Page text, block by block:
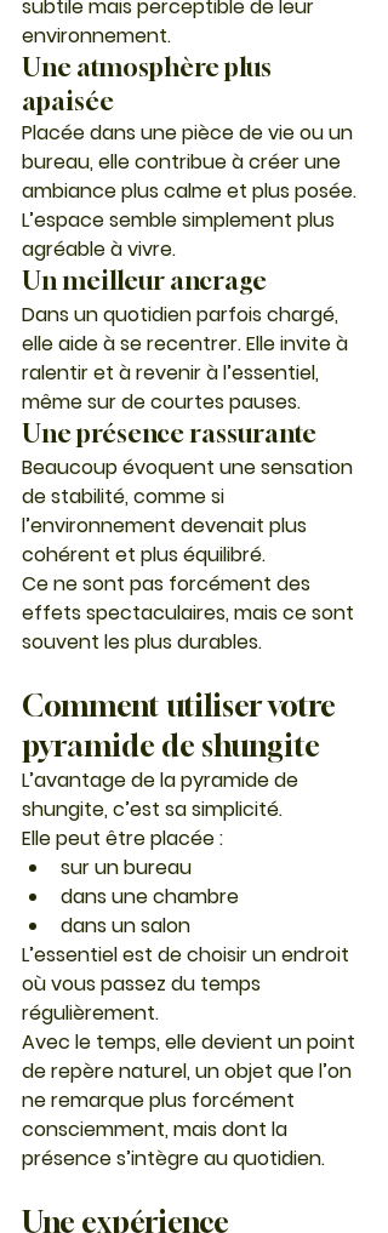
subtile mais perceptible de leur
environnement.
Une atmosphère plus
apaisée
Placée dans une pièce de vie ou un
bureau, elle contribue à créer une
ambiance plus calme et plus posée.
L’espace semble simplement plus
agréable à vivre.
Un meilleur ancrage
Dans un quotidien parfois chargé,
elle aide à se recentrer. Elle invite à
ralentir et à revenir à l’essentiel,
même sur de courtes pauses.
Une présence rassurante
Beaucoup évoquent une sensation
de stabilité, comme si
l’environnement devenait plus
cohérent et plus équilibré.
Ce ne sont pas forcément des
effets spectaculaires, mais ce sont
souvent les plus durables.
Comment utiliser votre
pyramide de shungite
L’avantage de la pyramide de
shungite, c’est sa simplicité.
Elle peut être placée :
sur un bureau
dans une chambre
dans un salon
L’essentiel est de choisir un endroit
où vous passez du temps
régulièrement.
Avec le temps, elle devient un point
de repère naturel, un objet que l’on
ne remarque plus forcément
consciemment, mais dont la
présence s’intègre au quotidien.
Une expérience